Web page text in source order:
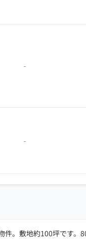
。敷地約100坪です。
-
-